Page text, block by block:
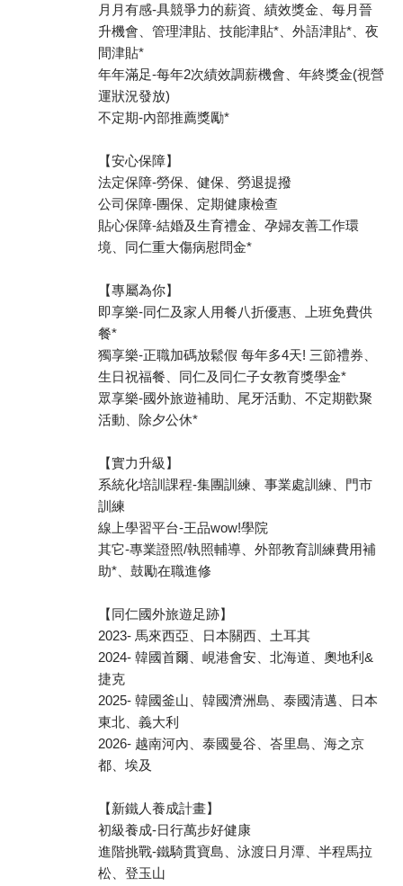
月月有感-具競爭力的薪資、績效獎金、每月晉
升機會、管理津貼、技能津貼*、外語津貼*、夜
間津貼*
年年滿足-每年2次績效調薪機會、年終獎金(視營
運狀況發放)
不定期-內部推薦獎勵*
【安心保障】
法定保障-勞保、健保、勞退提撥
公司保障-團保、定期健康檢查
貼心保障-結婚及生育禮金、孕婦友善工作環
境、同仁重大傷病慰問金*
【專屬為你】
即享樂-同仁及家人用餐八折優惠、上班免費供
餐*
獨享樂-正職加碼放鬆假 每年多4天! 三節禮券、
生日祝福餐、同仁及同仁子女教育獎學金*
眾享樂-國外旅遊補助、尾牙活動、不定期歡聚
活動、除夕公休*
【實力升級】
系統化培訓課程-集團訓練、事業處訓練、門市
訓練
線上學習平台-王品wow!學院
其它-專業證照/執照輔導、外部教育訓練費用補
助*、鼓勵在職進修
【同仁國外旅遊足跡】
2023- 馬來西亞、日本關西、土耳其
2024- 韓國首爾、峴港會安、北海道、奧地利&
捷克
2025- 韓國釜山、韓國濟洲島、泰國清邁、日本
東北、義大利
2026- 越南河內、泰國曼谷、峇里島、海之京
都、埃及
【新鐵人養成計畫】
初級養成-日行萬步好健康
進階挑戰-鐵騎貫寶島、泳渡日月潭、半程馬拉
松、登玉山